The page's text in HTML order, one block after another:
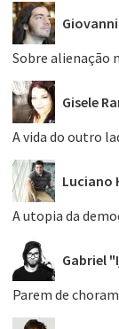
Sobre alienação
Gisele
A vida do outro
Luciano
A utopia da
Gabriel
Parem de